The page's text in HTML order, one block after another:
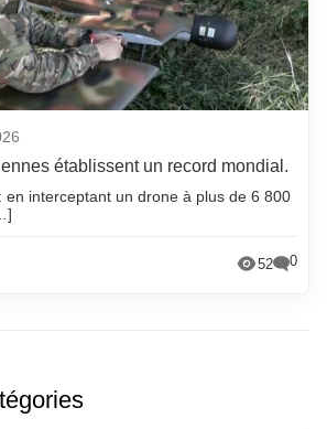
établissent un record mondial.
en interceptant un drone à plus de 6 800
52 0